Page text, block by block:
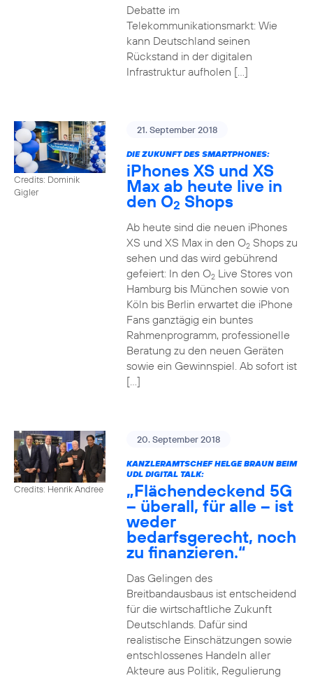
Debatte im
Telekommunikationsmarkt: Wie
kann Deutschland seinen
Rückstand in der digitalen
Infrastruktur aufholen […]
Credits: Dominik
Gigler
21. September 2018
DIE ZUKUNFT DES SMARTPHONES:
iPhones XS und XS
Max ab heute live in
den O2 Shops
Ab heute sind die neuen iPhones
XS und XS Max in den O2Shops zu
sehen und das wird gebührend
gefeiert: In den O2Live Stores von
Hamburg bis München sowie von
Köln bis Berlin erwartet die iPhone
Fans ganztägig ein buntes
Rahmenprogramm, professionelle
Beratung zu den neuen Geräten
sowie ein Gewinnspiel. Ab sofort ist
[…]
Credits: Henrik Andree
20. September 2018
KANZLERAMTSCHEF HELGE BRAUN BEIM
UDL DIGITAL TALK:
„Flächendeckend 5G
– überall, für alle – ist
weder
bedarfsgerecht, noch
zu finanzieren.“
Das Gelingen des
Breitbandausbaus ist entscheidend
für die wirtschaftliche Zukunft
Deutschlands. Dafür sind
realistische Einschätzungen sowie
entschlossenes Handeln aller
Akteure aus Politik, Regulierung